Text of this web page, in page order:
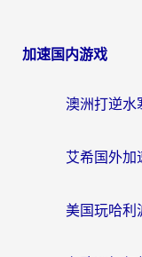
加速国内游戏